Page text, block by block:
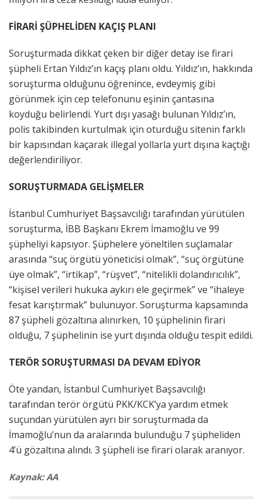
FİRARİ ŞÜPHELİDEN KAÇIŞ PLANI
Soruşturmada dikkat çeken bir diğer detay ise firari
şüpheli Ertan Yıldız’ın kaçış planı oldu. Yıldız’ın, hakkında
soruşturma olduğunu öğrenince, evdeymiş gibi
görünmek için cep telefonunu eşinin çantasına
koyduğu belirlendi. Yurt dışı yasağı bulunan Yıldız’ın,
polis takibinden kurtulmak için oturduğu sitenin farklı
bir kapısından kaçarak illegal yollarla yurt dışına kaçtığı
değerlendiriliyor.
SORUŞTURMADA GELİŞMELER
İstanbul Cumhuriyet Başsavcılığı tarafından yürütülen
soruşturma, İBB Başkanı Ekrem İmamoğlu ve 99
şüpheliyi kapsıyor. Şüphelere yöneltilen suçlamalar
arasında “suç örgütü yöneticisi olmak”, “suç örgütüne
üye olmak”, “irtikap”, “rüşvet”, “nitelikli dolandırıcılık”,
“kişisel verileri hukuka aykırı ele geçirmek” ve “ihaleye
fesat karıştırmak” bulunuyor. Soruşturma kapsamında
87 şüpheli gözaltına alınırken, 10 şüphelinin firari
olduğu, 7 şüphelinin ise yurt dışında olduğu tespit edildi.
TERÖR SORUŞTURMASI DA DEVAM EDİYOR
Öte yandan, İstanbul Cumhuriyet Başsavcılığı
tarafından terör örgütü PKK/KCK’ya yardım etmek
suçundan yürütülen ayrı bir soruşturmada da
İmamoğlu’nun da aralarında bulunduğu 7 şüpheliden
4’ü gözaltına alındı. 3 şüpheli ise firari olarak aranıyor.
Kaynak: AA